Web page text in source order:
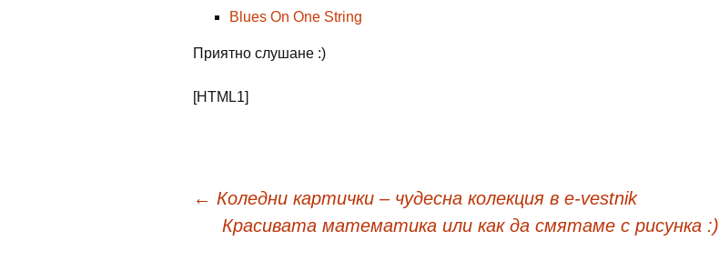
Blues On One String
Приятно слушане :)
[HTML1]
Навигация
← Коледни картички – чудесна колекция в e-vestnik
Красивата математика или как да смятаме с рисунка :)